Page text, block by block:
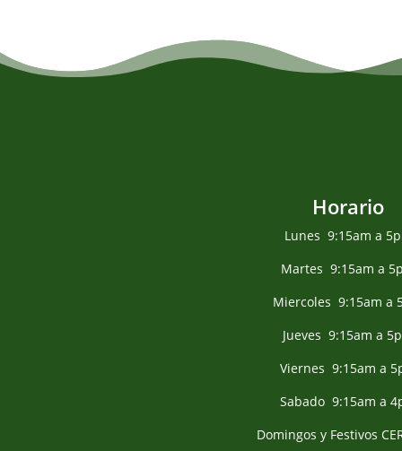
Horario
Lunes 9:15am a
Martes 9:15am a
Miercoles 9:15am a
Jueves 9:15am a
Viernes 9:15am a
Sabado 9:15am a
Domingos y Festivos